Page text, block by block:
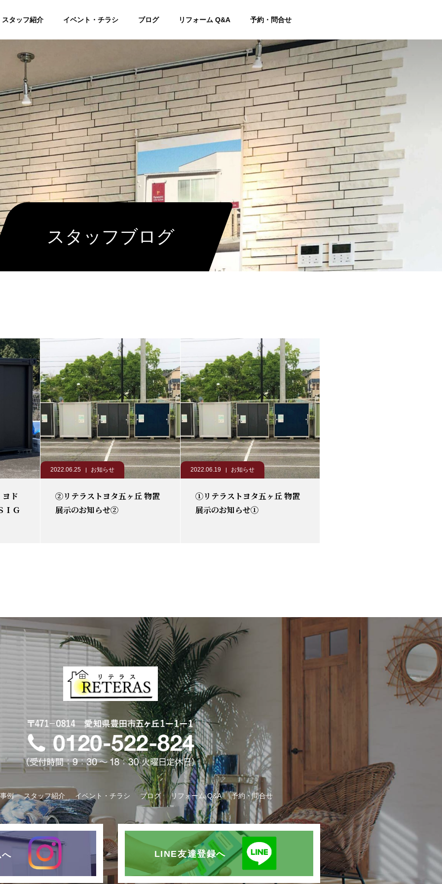
スタッフ紹介 イベント・チラシ ブログ リフォーム Q&A 予約・問合せ
スタッフブログ
ド
ＩＧ
2022.06.25 お知らせ
②リテラストヨタ五ヶ丘 物置
展示のお知らせ②
2022.06.19 お知らせ
①リテラストヨタ五ヶ丘 物置
展示のお知らせ①
例 スタッフ紹介 イベント・チラシ ブログ リフォーム Q&A 予約・問合せ
へ LINE友達登録へ